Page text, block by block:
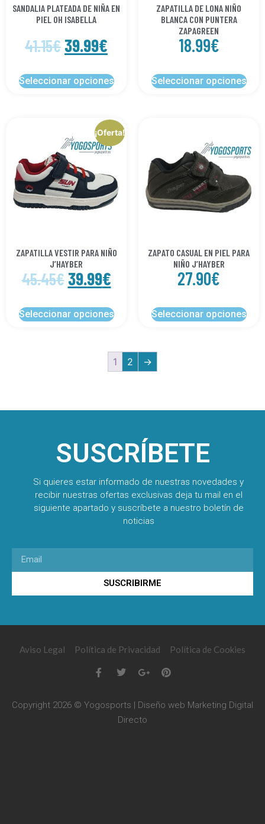
SANDALIA PLATEADA DE NIÑA EN
PIEL OH ISABELLA
41.15€ 39.99€
Seleccionar opciones
ZAPATILLA DE LONA NIÑO
BLANCA CON PUNTERA
ZAPAGREEN
18.99€
Seleccionar opciones
¡Oferta!
ZAPATILLA VESTIR PARA NIÑO
J’HAYBER
45.45€ 39.99€
Seleccionar opciones
ZAPATO CASUAL EN PIEL PARA
NIÑO J’HAYBER
27.90€
Seleccionar opciones
1 2 →
SUSCRÍBETE
Si quieres estar informado de nuestras novedades y
recibir nuestras ofertas exclusivas deja tu mail en el
siguiente apartado y suscríbete a nuestro boletín de
noticias
SUSCRIBIRME
Aviso Legal Política de Privacidad Política de Cookies
Copyright 2026 © Yogosports | Diseño web Marketing Digital
Directo